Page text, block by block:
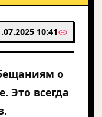
10:41
о
Это всегда